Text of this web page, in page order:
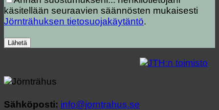
käsitellään seuraavien säännösten mukaisesti
Jörnträhuksen tietosuojakäytäntö.
Sähköposti: info@jorntrahus.se